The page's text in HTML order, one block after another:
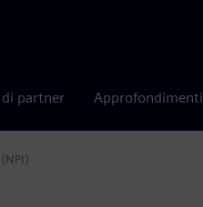
di partner Approfondimenti